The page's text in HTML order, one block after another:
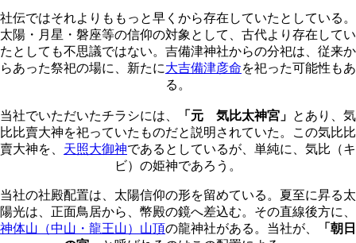
社伝ではそれよりももっと早くから存在していたとしている。
太陽・月星・磐座等の信仰の対象として、古代より存在してい
たとしても不思議ではない。吉備津神社からの分祀は、従来か
らあった祭祀の場に、新たに大吉備津彦命を祀った可能性もあ
る。
当社でいただいたチラシには、 「元 気比太神宮」 とあり、気
比比賣大神を祀っていたものだと説明されていた。この気比比
賣大神を、 天照大御神であるとしているが、単純に、気比（キ
ビ）の姫神であろう。
当社の社殿配置は、太陽信仰の形を留めている。夏至に昇る太
陽光は、正面鳥居から、幣殿の鏡へ差込む。その直線後方に、
神体山（中山・龍王山）山頂の龍神社がある。当社が、
「朝日